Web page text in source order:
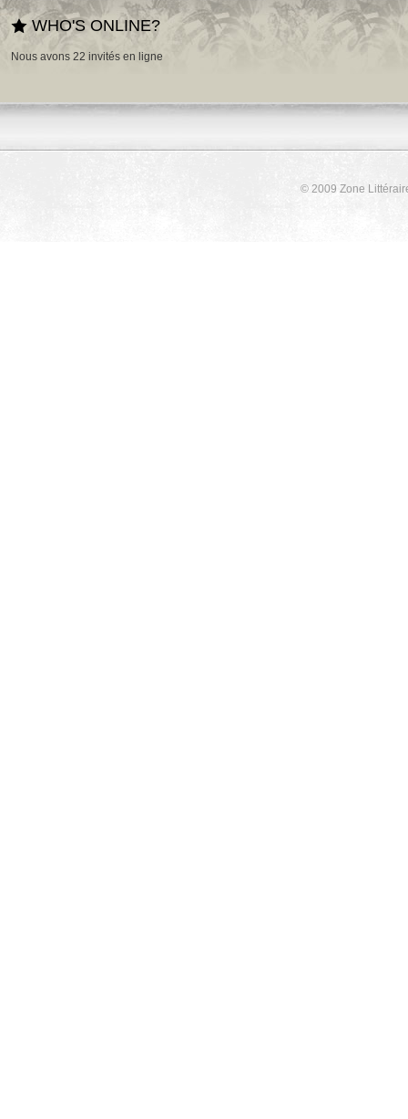
WHO'S ONLINE?
Nous avons 22 invités en ligne
© 2009 Zone